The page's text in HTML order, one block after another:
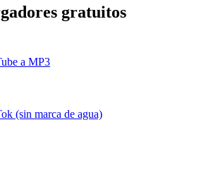
gratuitos
a MP3
(sin marca de agua)